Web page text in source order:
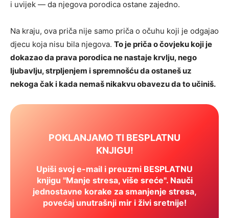
i uvijek — da njegova porodica ostane zajedno.
Na kraju, ova priča nije samo priča o očuhu koji je odgajao
djecu koja nisu bila njegova. To je priča o čovjeku koji je
dokazao da prava porodica ne nastaje krvlju, nego
ljubavlju, strpljenjem i spremnošću da ostaneš uz
nekoga čak i kada nemaš nikakvu obavezu da to učiniš.
POKLANJAMO TI BESPLATNU
KNJIGU!
Upiši svoj e-mail i preuzmi BESPLATNU
knjigu "Manje stresa, više sreće". Nauči
jednostavne korake za smanjenje stresa,
povećaj unutrašnji mir i živi sretnije!